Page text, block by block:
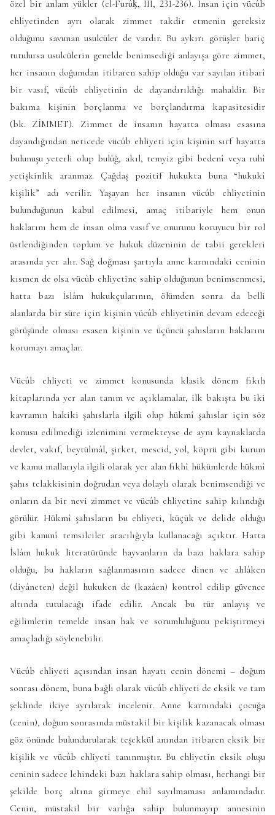
özel bir anlam yükler (el-Furûḳ, III, 231-236). İnsan için vücûb
ehliyetinden ayrı olarak zimmet takdir etmenin gereksiz
olduğunu savunan usulcüler de vardır. Bu aykırı görüşler hariç
tutulursa usulcülerin genelde benimsediği anlayışa göre zimmet,
her insanın doğumdan itibaren sahip olduğu var sayılan itibarî
bir vasıf, vücûb ehliyetinin de dayandırıldığı mahaldir. Bir
bakıma kişinin borçlanma ve borçlandırma kapasitesidir
(bk. ZİMMET). Zimmet de insanın hayatta olması esasına
dayandığından neticede vücûb ehliyeti için kişinin sırf hayatta
bulunuşu yeterli olup bulûğ, akıl, temyiz gibi bedenî veya ruhî
yetişkinlik aranmaz. Çağdaş pozitif hukukta buna “hukukî
kişilik” adı verilir. Yaşayan her insanın vücûb ehliyetinin
bulunduğunun kabul edilmesi, amaç itibariyle hem onun
haklarını hem de insan olma vasıf ve onurunu koruyucu bir rol
üstlendiğinden toplum ve hukuk düzeninin de tabii gerekleri
arasında yer alır. Sağ doğması şartıyla anne karnındaki ceninin
kısmen de olsa vücûb ehliyetine sahip olduğunun benimsenmesi,
hatta bazı İslâm hukukçularının, ölümden sonra da belli
alanlarda bir süre için kişinin vücûb ehliyetinin devam edeceği
görüşünde olması esasen kişinin ve üçüncü şahısların haklarını
korumayı amaçlar.
Vücûb ehliyeti ve zimmet konusunda klasik dönem fıkıh
kitaplarında yer alan tanım ve açıklamalar, ilk bakışta bu iki
kavramın hakiki şahıslarla ilgili olup hükmî şahıslar için söz
konusu edilmediği izlenimini vermekteyse de aynı kaynaklarda
devlet, vakıf, beytülmâl, şirket, mescid, yol, köprü gibi kurum
ve kamu mallarıyla ilgili olarak yer alan fıkhî hükümlerde hükmî
şahıs telakkisinin doğrudan veya dolaylı olarak benimsendiği ve
onların da bir nevi zimmet ve vücûb ehliyetine sahip kılındığı
görülür. Hükmî şahısların bu ehliyeti, küçük ve delide olduğu
gibi kanunî temsilciler aracılığıyla kullanacağı açıktır. Hatta
İslâm hukuk literatüründe hayvanların da bazı haklara sahip
olduğu, bu hakların sağlanmasının sadece dinen ve ahlâken
(diyâneten) değil hukuken de (kazâen) kontrol edilip güvence
altında tutulacağı ifade edilir. Ancak bu tür anlayış ve
eğilimlerin temelde insan hak ve sorumluluğunu pekiştirmeyi
amaçladığı söylenebilir.
Vücûb ehliyeti açısından insan hayatı cenin dönemi – doğum
sonrası dönem, buna bağlı olarak vücûb ehliyeti de eksik ve tam
şeklinde ikiye ayrılarak incelenir. Anne karnındaki çocuğa
(cenin), doğum sonrasında müstakil bir kişilik kazanacak olması
göz önünde bulundurularak teşekkül anından itibaren eksik bir
kişilik ve vücûb ehliyeti tanınmıştır. Bu ehliyetin eksik oluşu
ceninin sadece lehindeki bazı haklara sahip olması, herhangi bir
şekilde borç altına girmeye ehil sayılmaması anlamındadır.
Cenin, müstakil bir varlığa sahip bulunmayıp annesinin